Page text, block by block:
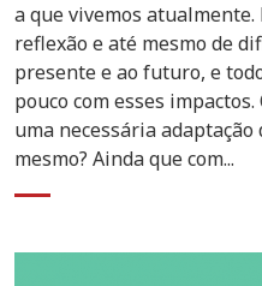
a que vivemos
reflexão e até mesmo de
presente e ao futuro, e
pouco com esses
uma necessária
mesmo? Ainda que com...